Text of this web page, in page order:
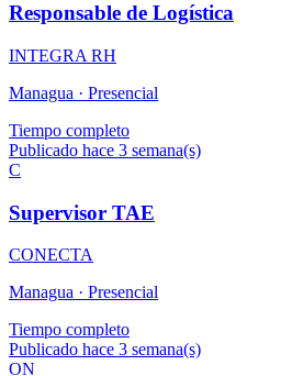
Responsable de Logística
INTEGRA RH
Managua · Presencial
Tiempo completo
Publicado hace 3 semana(s)
C
Supervisor TAE
CONECTA
Managua · Presencial
Tiempo completo
Publicado hace 3 semana(s)
ON